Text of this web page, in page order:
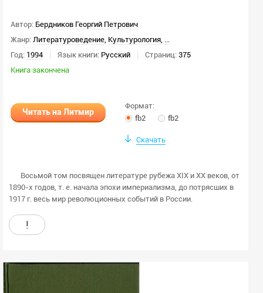
Автор: Бердников Георгий Петрович
Жанр: Литературоведение Культурология
Год: 1994 Язык книги: Русский Страниц: 375
Книга закончена
Читать на Литмир
Формат:
fb2
fb2
Скачать
Восьмой том посвящен литературе рубежа XIX и XX веков, от
1890-х годов, т. е. начала эпохи империализма, до потрясших в
1917 г. весь мир революционных событий в России.
!